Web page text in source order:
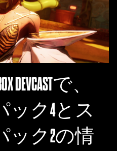
DEVCASTで、
ック4とス
ック2の情